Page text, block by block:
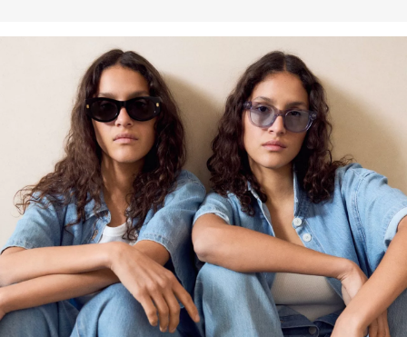
poljoprivrednim zajednicama u društvenom, ekološkom i
ekonomskom pogledu tako što ih osposobljava za održivije metode
uzgoja. Ovaj proizvod proizvodi se preko sustava masene bilance i
stoga možda ne sadrži Better Cotton.Više informacija o tome
pronaći ćete na soliver-group.com